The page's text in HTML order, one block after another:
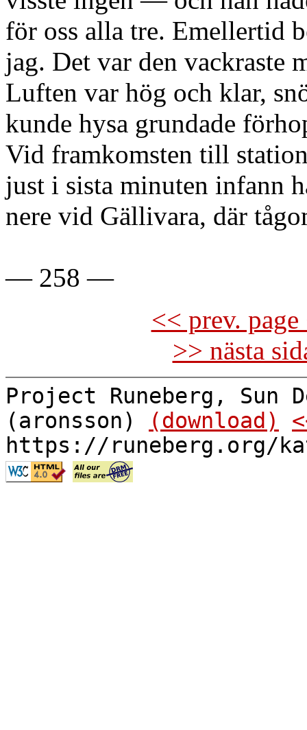
för oss alla tre. Emellertid
jag. Det var den vackraste
Luften var hög och klar,
kunde hysa grundade
Vid framkomsten till
just i sista minuten infann
nere vid Gällivara, där
— 258 —
<< prev.
>> nästa
Project Runeberg, Sun
(aronsson)
(download)
https://runeberg.org/